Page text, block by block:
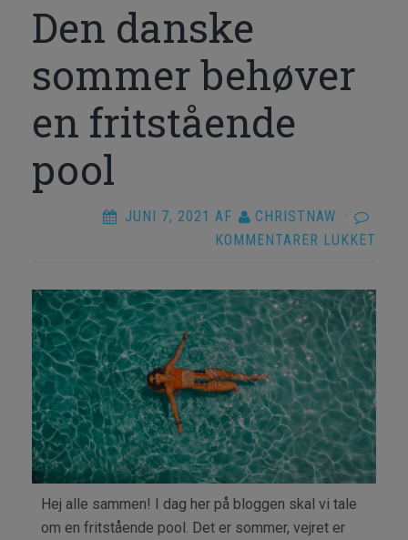
Den danske
sommer behøver
en fritstående
pool
JUNI 7, 2021 AF CHRISTNAW
·
KOMMENTARER LUKKET
Hej alle sammen! I dag her på bloggen skal vi tale
om en fritstående pool. Det er sommer, vejret er